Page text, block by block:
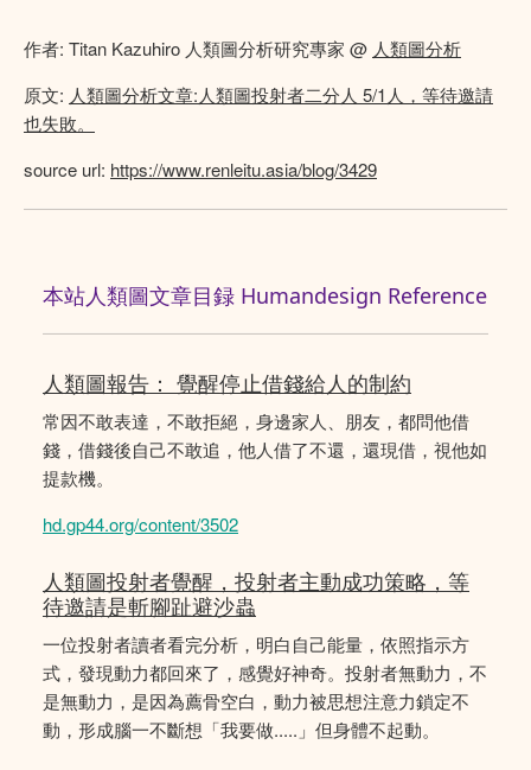
作者: Titan Kazuhiro 人類圖分析研究專家 @ 人類圖分析
原文: 人類圖分析文章:人類圖投射者二分人 5/1人，等待邀請
也失敗。
source url: https://www.renleitu.asia/blog/3429
本站人類圖文章目録 Humandesign Reference
人類圖報告： 覺醒停止借錢給人的制約
常因不敢表達，不敢拒絕，身邊家人、朋友，都問他借
錢，借錢後自己不敢追，他人借了不還，還現借，視他如
提款機。
hd.gp44.org/content/3502
人類圖投射者覺醒，投射者主動成功策略，等
待邀請是斬腳趾避沙蟲
一位投射者讀者看完分析，明白自己能量，依照指示方
式，發現動力都回來了，感覺好神奇。投射者無動力，不
是無動力，是因為薦骨空白，動力被思想注意力鎖定不
動，形成腦一不斷想「我要做.....」但身體不起動。